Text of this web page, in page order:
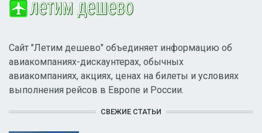
Сайт "Летим дешево" объединяет информацию об
авиакомпаниях-дискаунтерах, обычных
авиакомпаниях, акциях, ценах на билеты и условиях
выполнения рейсов в Европе и России.
СВЕЖИЕ СТАТЬИ